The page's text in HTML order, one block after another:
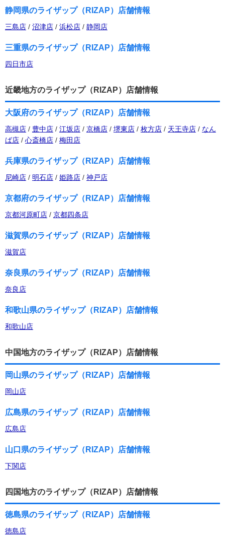
静岡県のライザップ（RIZAP）店舗情報
三島店 / 沼津店 / 浜松店 / 静岡店
三重県のライザップ（RIZAP）店舗情報
四日市店
近畿地方のライザップ（RIZAP）店舗情報
大阪府のライザップ（RIZAP）店舗情報
高槻店 / 豊中店 / 江坂店 / 京橋店 / 堺東店 / 枚方店 / 天王寺店 / なん
ば店 / 心斎橋店 / 梅田店
兵庫県のライザップ（RIZAP）店舗情報
尼崎店 / 明石店 / 姫路店 / 神戸店
京都府のライザップ（RIZAP）店舗情報
京都河原町店 / 京都四条店
滋賀県のライザップ（RIZAP）店舗情報
滋賀店
奈良県のライザップ（RIZAP）店舗情報
奈良店
和歌山県のライザップ（RIZAP）店舗情報
和歌山店
中国地方のライザップ（RIZAP）店舗情報
岡山県のライザップ（RIZAP）店舗情報
岡山店
広島県のライザップ（RIZAP）店舗情報
広島店
山口県のライザップ（RIZAP）店舗情報
下関店
四国地方のライザップ（RIZAP）店舗情報
徳島県のライザップ（RIZAP）店舗情報
徳島店